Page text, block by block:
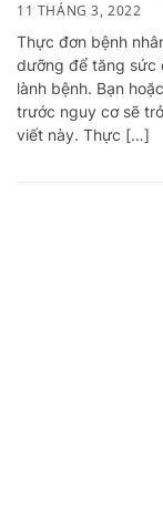
11 THÁNG 3, 2022
Thực đơn bệnh
dưỡng để tăng sức
lành bệnh. Bạn
trước nguy cơ sẽ
viết này. Thực […]